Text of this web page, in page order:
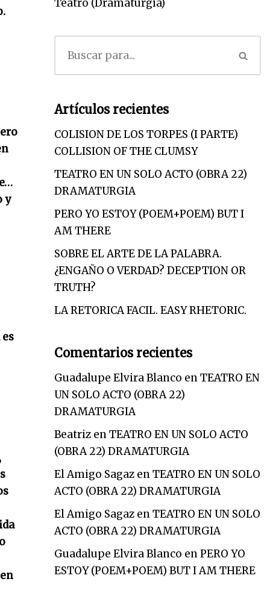
y
Teatro (Dramaturgia)
Artículos recientes
COLISION DE LOS TORPES (I PARTE)
COLLISION OF THE CLUMSY
TEATRO EN UN SOLO ACTO (OBRA 22)
DRAMATURGIA
PERO YO ESTOY (POEM+POEM) BUT I
AM THERE
SOBRE EL ARTE DE LA PALABRA.
¿ENGAÑO O VERDAD? DECEPTION OR
TRUTH?
LA RETORICA FACIL. EASY RHETORIC.
Comentarios recientes
Guadalupe Elvira Blanco enTEATRO EN
UN SOLO ACTO (OBRA 22)
DRAMATURGIA
BeatrizenTEATRO EN UN SOLO ACTO
(OBRA 22) DRAMATURGIA
El Amigo SagazenTEATRO EN UN SOLO
ACTO (OBRA 22) DRAMATURGIA
El Amigo SagazenTEATRO EN UN SOLO
ACTO (OBRA 22) DRAMATURGIA
Guadalupe Elvira Blanco enPERO YO
ESTOY (POEM+POEM) BUT I AM THERE